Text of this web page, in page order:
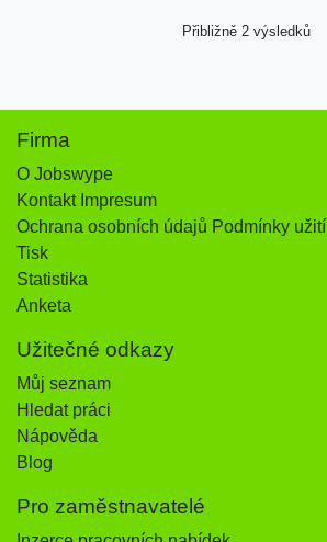
Přibližně 2 výsledků
Firma
O Jobswype
Kontakt Impresum
Ochrana osobních údajů Podmínky užití
Tisk
Statistika
Anketa
Užitečné odkazy
Můj seznam
Hledat práci
Nápověda
Blog
Pro zaměstnavatelé